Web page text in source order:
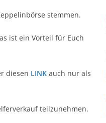
stemmen.
ist ein Vorteil für Euch
diesen LINK auch nur als
teilzunehmen.